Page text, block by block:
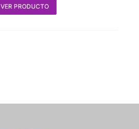
VER PRODUCTO